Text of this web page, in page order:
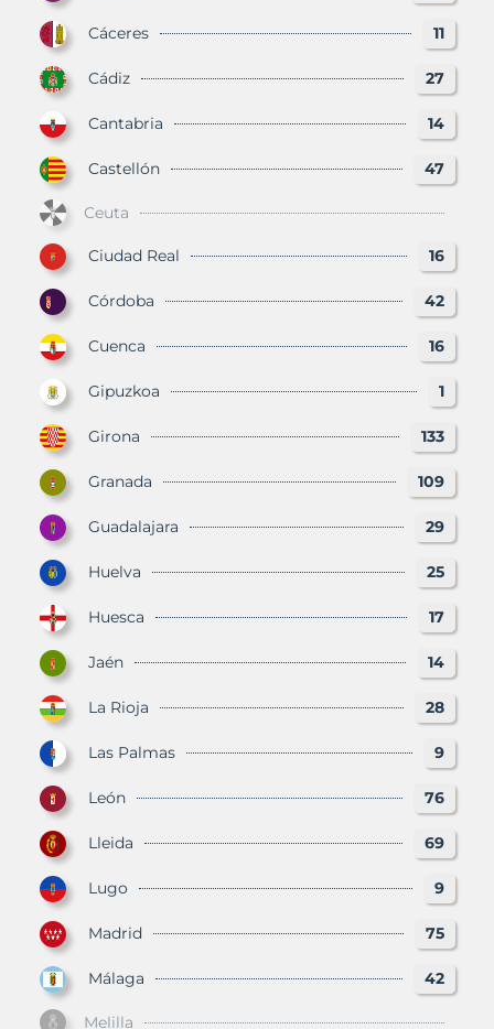
Cáceres 11
Cádiz 27
Cantabria 14
Castellón 47
Ceuta
Ciudad Real 16
Córdoba 42
Cuenca 16
Gipuzkoa 1
Girona 133
Granada 109
Guadalajara 29
Huelva 25
Huesca 17
Jaén 14
La Rioja 28
Las Palmas 9
León 76
Lleida 69
Lugo 9
Madrid 75
Málaga 42
Melilla